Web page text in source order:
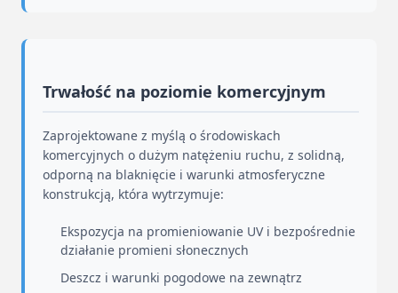
Trwałość na poziomie komercyjnym
Zaprojektowane z myślą o środowiskach
komercyjnych o dużym natężeniu ruchu, z solidną,
odporną na blaknięcie i warunki atmosferyczne
konstrukcją, która wytrzymuje:
Ekspozycja na promieniowanie UV i bezpośrednie
działanie promieni słonecznych
Deszcz i warunki pogodowe na zewnątrz